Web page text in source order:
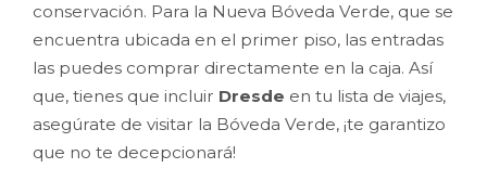
conservación. Para la Nueva Bóveda Verde, que se
encuentra ubicada en el primer piso, las entradas
las puedes comprar directamente en la caja. Así
que, tienes que incluir Dresde en tu lista de viajes,
asegúrate de visitar la Bóveda Verde, ¡te garantizo
que no te decepcionará!